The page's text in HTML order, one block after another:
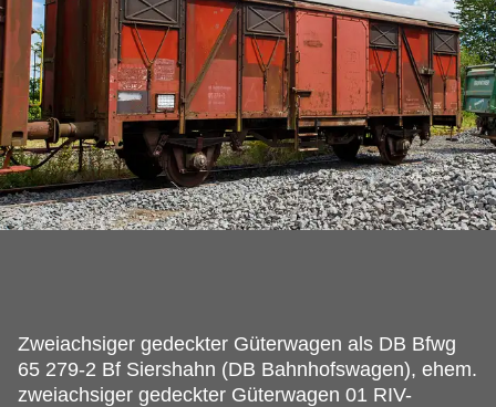
Zweiachsiger gedeckter Güterwagen als DB Bfwg
65 279-2 Bf Siershahn (DB Bahnhofswagen), ehem.
zweiachsiger gedeckter Güterwagen 01 RIV-